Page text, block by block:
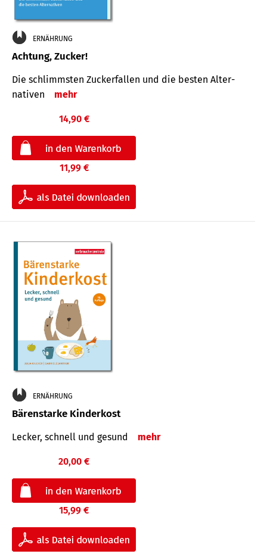
ERNÄHRUNG
Achtung, Zucker!
Die schlimmsten Zucker­fallen und die besten Alter­
nativen
mehr
14,90 €
11,99 €
ERNÄHRUNG
Bärenstarke Kinderkost
Lecker, schnell und gesund mehr
20,00 €
15,99 €